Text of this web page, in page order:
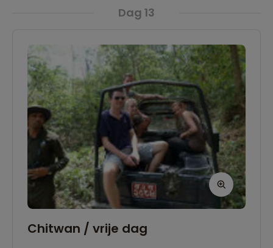
Dag 13
Chitwan / vrije dag